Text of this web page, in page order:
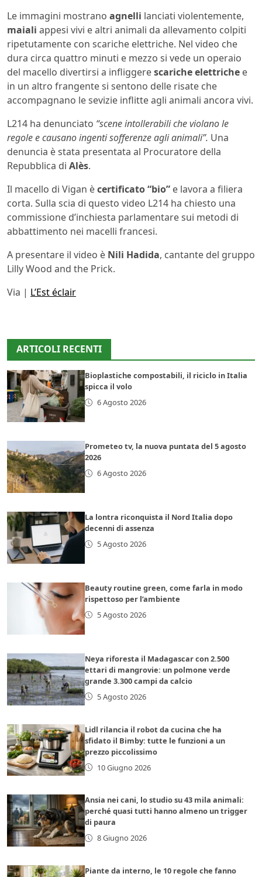
Le immagini mostrano agnelli lanciati violentemente,
maiali appesi vivi e altri animali da allevamento colpiti
ripetutamente con scariche elettriche. Nel video che
dura circa quattro minuti e mezzo si vede un operaio
del macello divertirsi a infliggerescariche elettriche e
in un altro frangente si sentono delle risate che
accompagnano le sevizie inflitte agli animali ancora vivi.
L214 ha denunciato “scene intollerabili che violano le
regole e causano ingenti sofferenze agli animali”. Una
denuncia è stata presentata al Procuratore della
Repubblica di Alès.
Il macello di Vigan ècertificato “bio” e lavora a filiera
corta. Sulla scia di questo video L214 ha chiesto una
commissione d’inchiesta parlamentare sui metodi di
abbattimento nei macelli francesi.
A presentare il video è Nili Hadida, cantante del gruppo
Lilly Wood and the Prick.
Via | L’Est éclair
ARTICOLI RECENTI
Bioplastiche compostabili, il riciclo in Italia
spicca il volo
6 Agosto 2026
Prometeo tv, la nuova puntata del 5 agosto
2026
6 Agosto 2026
La lontra riconquista il Nord Italia dopo
decenni di assenza
5 Agosto 2026
Beauty routine green, come farla in modo
rispettoso per l’ambiente
5 Agosto 2026
Neya riforesta il Madagascar con 2.500
ettari di mangrovie: un polmone verde
grande 3.300 campi da calcio
5 Agosto 2026
Lidl rilancia il robot da cucina che ha
sfidato il Bimby: tutte le funzioni a un
prezzo piccolissimo
10 Giugno 2026
Ansia nei cani, lo studio su 43 mila animali:
perché quasi tutti hanno almeno un trigger
di paura
8 Giugno 2026
Piante da interno, le 10 regole che fanno